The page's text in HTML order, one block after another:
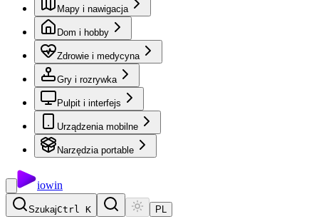
Mapy i nawigacja
Dom i hobby
Zdrowie i medycyna
Gry i rozrywka
Pulpit i interfejs
Urządzenia mobilne
Narzędzia portable
iowin
SzukajCtrl K PL